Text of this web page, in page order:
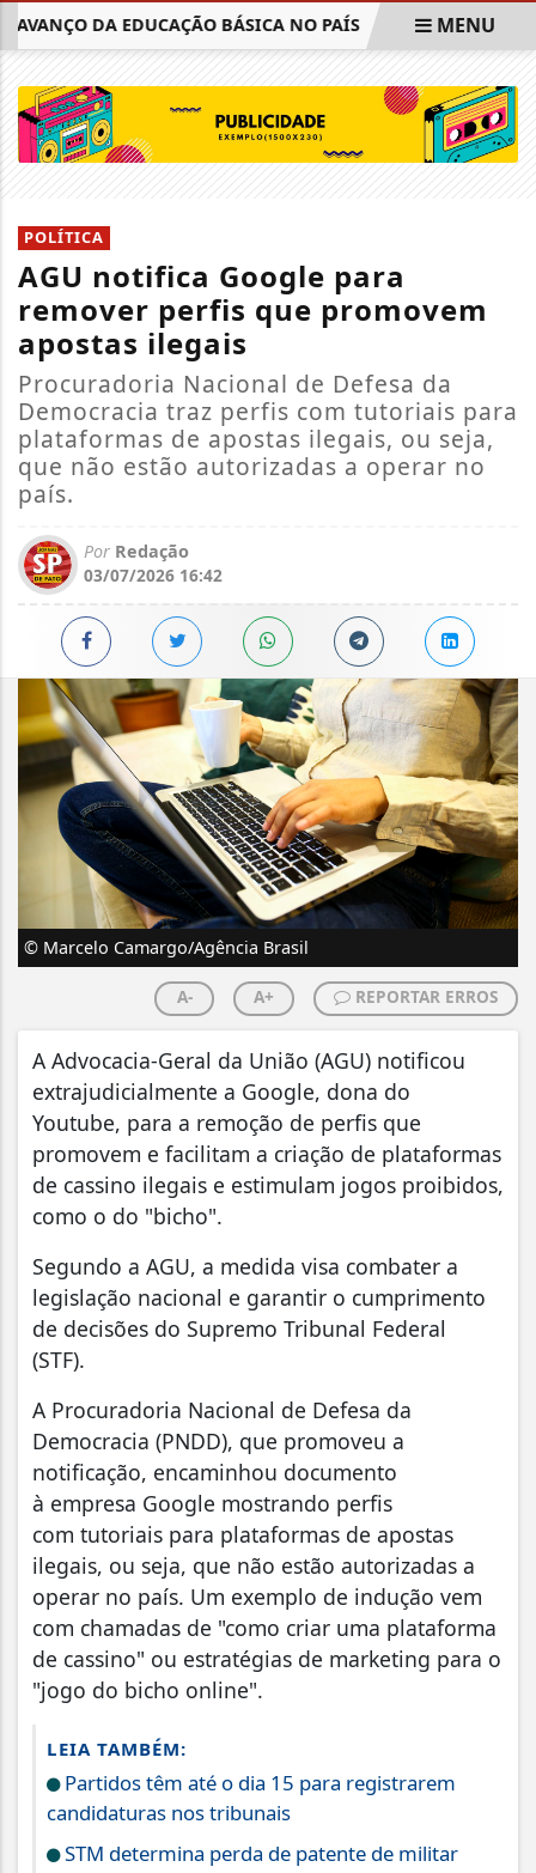
DA EDUCAÇÃO BÁSICA NO PAÍS REPUBLICANOS
MENU
POLÍTICA
AGU notifica Google para
remover perfis que promovem
apostas ilegais
Procuradoria Nacional de Defesa da
Democracia traz perfis com tutoriais para
plataformas de apostas ilegais, ou seja,
que não estão autorizadas a operar no
país.
Por Redação
03/07/2026 16:42
© Marcelo Camargo/Agência Brasil
A- A+ REPORTAR ERROS
A Advocacia-Geral da União (AGU) notificou
extrajudicialmente a Google, dona do
Youtube, para a remoção de perfis que
promovem e facilitam a criação de plataformas
de cassino ilegais e estimulam jogos proibidos,
como o do "bicho".
Segundo a AGU, a medida visa combater a
legislação nacional e garantir o cumprimento
de decisões do Supremo Tribunal Federal
(STF).
A Procuradoria Nacional de Defesa da
Democracia (PNDD), que promoveu a
notificação, encaminhou documento
à empresa Google mostrando perfis
com tutoriais para plataformas de apostas
ilegais, ou seja, que não estão autorizadas a
operar no país. Um exemplo de indução vem
com chamadas de "como criar uma plataforma
de cassino" ou estratégias de marketing para o
"jogo do bicho online".
LEIA TAMBÉM:
Partidos têm até o dia 15 para registrarem
candidaturas nos tribunais
STM determina perda de patente de militar